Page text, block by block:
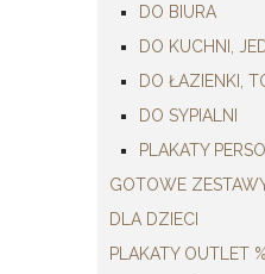
DO BIURA
DO KUCHNI,
DO ŁAZIENKI,
DO SYPIALNI
PLAKATY
GOTOWE
DLA DZIECI
PLAKATY OUTLET %